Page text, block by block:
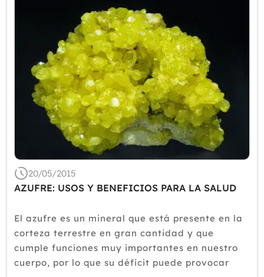
20/05/2015
AZUFRE: USOS Y BENEFICIOS PARA LA SALUD
El azufre es un mineral que está presente en la
corteza terrestre en gran cantidad y que
cumple funciones muy importantes en nuestro
cuerpo, por lo que su déficit puede provocar